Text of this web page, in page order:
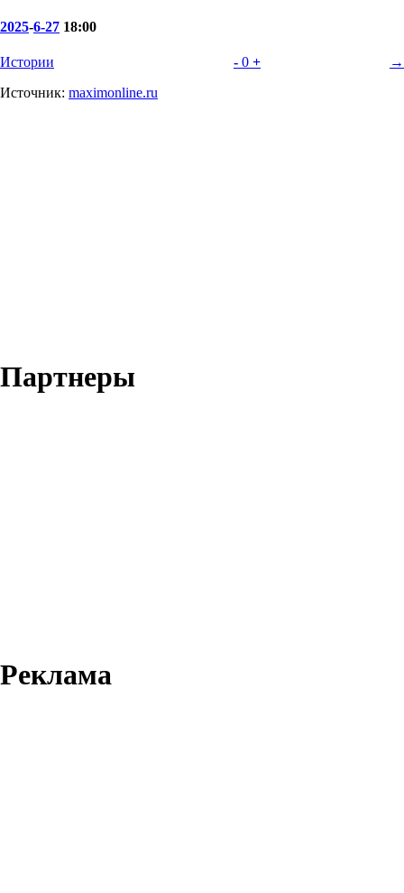
2025-6-27 18:00
Истории - 0 +
→
Источник: maximonline.ru
Партнеры
Реклама